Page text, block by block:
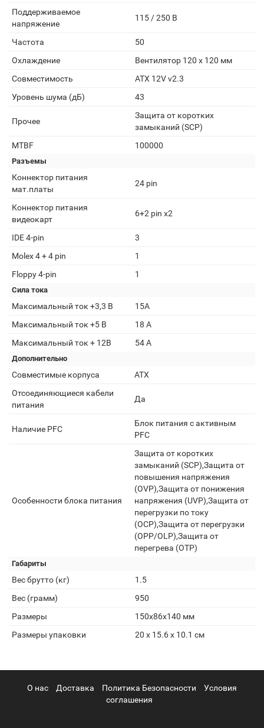
Поддерживаемое
напряжение
115 / 250 В
Частота
50
Охлаждение
Вентилятор 120 x 120 мм
Совместимость
ATX 12V v2.3
Уровень шума (дБ)
43
Прочее
Защита от коротких
замыканий (SCP)
MTBF
100000
Разъемы
Коннектор питания
мат.платы
24 pin
Коннектор питания
видеокарт
6+2 pin x2
IDE 4-pin
3
Molex 4 + 4 pin
1
Floppy 4-pin
1
Сила тока
Максимальный ток +3,3 В
15A
Максимальный ток +5 В
18 A
Максимальный ток + 12В
54 A
Дополнительно
Совместимые корпуса
ATX
Отсоединяющиеся кабели
питания
Да
Наличие PFC
Блок питания с активным
PFC
Особенности блока питания
Защита от коротких
замыканий (SCP),Защита от
повышения напряжения
(OVP),Защита от понижения
напряжения (UVP),Защита от
перегрузки по току
(OCP),Защита от перегрузки
(OPP/OLP),Защита от
перегрева (OTP)
Габариты
Вес брутто (кг)
1.5
Вес (грамм)
950
Размеры
150x86x140 мм
Размеры упаковки
20 x 15.6 x 10.1 см
О нас Доставка Политика Безопасности
Условия
соглашения